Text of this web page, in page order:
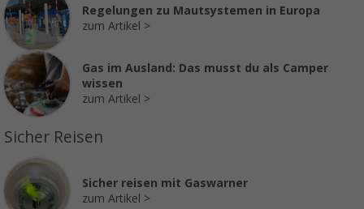
Regelungen zu Mautsystemen in Europa
zum Artikel
Gas im Ausland: Das musst du als Camper
wissen
zum Artikel
Sicher Reisen
Sicher reisen mit Gaswarner
zum Artikel